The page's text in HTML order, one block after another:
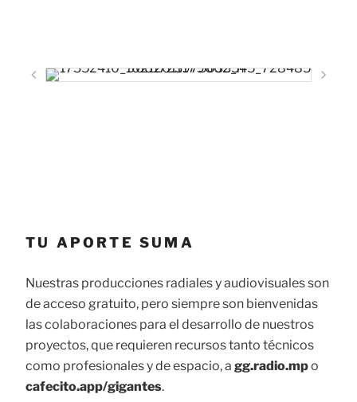
TU APORTE SUMA
Nuestras producciones radiales y audiovisuales son
de acceso gratuito, pero siempre son bienvenidas
las colaboraciones para el desarrollo de nuestros
proyectos, que requieren recursos tanto técnicos
como profesionales y de espacio, a gg.radio.mpo
cafecito.app/gigantes.